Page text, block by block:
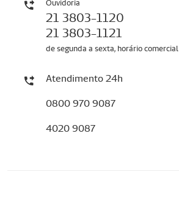
Ouvidoria
21 3803-1120
21 3803-1121
de segunda a sexta, horário comercial
Atendimento 24h
0800 970 9087
4020 9087